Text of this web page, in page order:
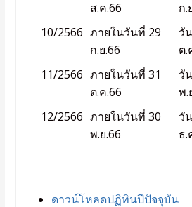
ส.ค.66
ก.
10/2566 ภายในวันที่ 29
ก.ย.66
วั
ต.
11/2566 ภายในวันที่ 31
ต.ค.66
วั
พ.
12/2566 ภายในวันที่ 30
พ.ย.66
วั
ธ.
ดาวน์โหลดปฏิทินปีปัจจุบัน